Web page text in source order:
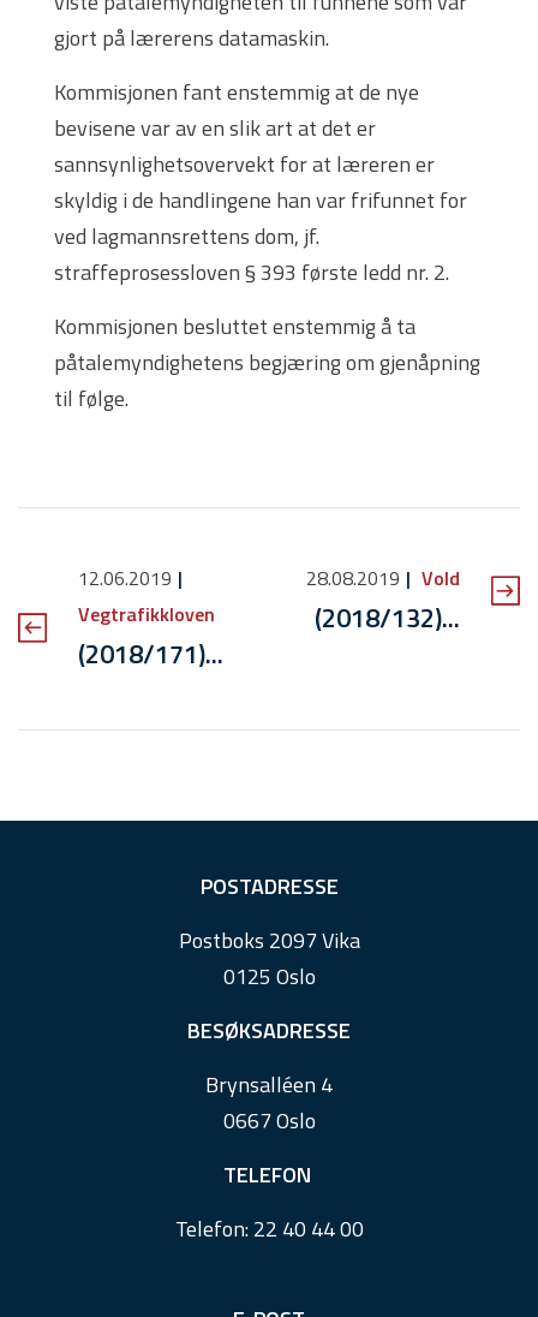
gjort på lærerens datamaskin.
Kommisjonen fant enstemmig at de nye
bevisene var av en slik art at det er
sannsynlighetsovervekt for at læreren er
skyldig i de handlingene han var frifunnet for
ved lagmannsrettens dom, jf.
straffeprosessloven § 393 første ledd nr. 2.
Kommisjonen besluttet enstemmig å ta
påtalemyndighetens begjæring om gjenåpning
til følge.
12.06.2019
Vegtrafikkloven
(2018/171)...
28.08.2019 Vold
(2018/132)...
POSTADRESSE
Postboks 2097 Vika
0125 Oslo
BESØKSADRESSE
Brynsalléen 4
0667 Oslo
TELEFON
Telefon:22 40 44 00